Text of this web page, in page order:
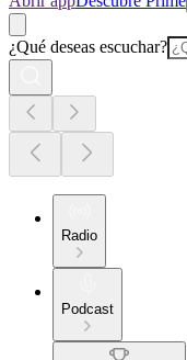
¿Qué deseas escuchar?
Radio
Podcast